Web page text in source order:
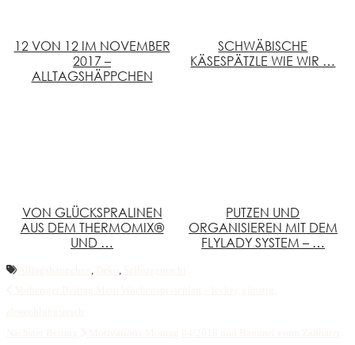
12 VON 12 IM NOVEMBER
2017 –
ALLTAGSHÄPPCHEN
SCHWÄBISCHE
KÄSESPÄTZLE WIE WIR …
VON GLÜCKSPRALINEN
AUS DEM THERMOMIX®
UND …
PUTZEN UND
ORGANISIEREN MIT DEM
FLYLADY SYSTEM – …
, ,